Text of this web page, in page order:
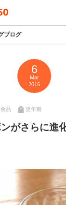
ブログ
6
Mar
2016
品 更年期
がさらに進